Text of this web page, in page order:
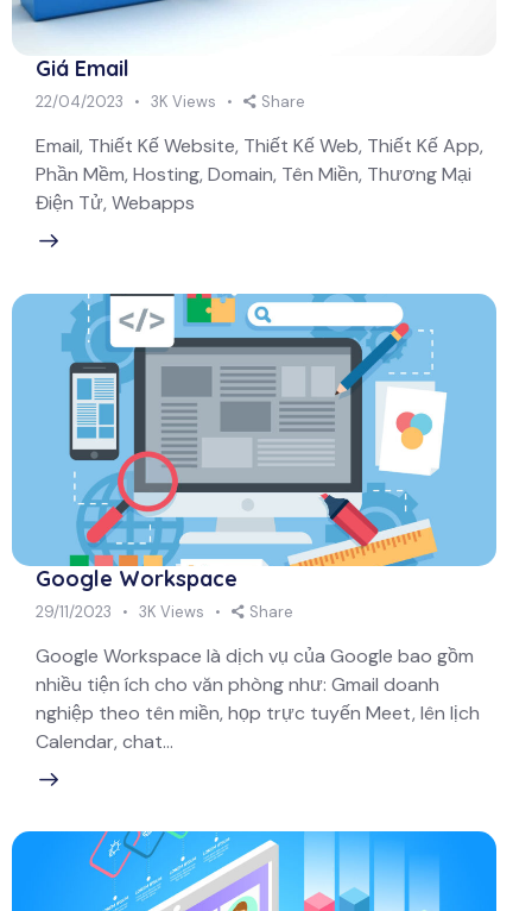
Giá Email
22/04/2023 3K Views Share
Email, Thiết Kế Website, Thiết Kế Web, Thiết Kế App,
Phần Mềm, Hosting, Domain, Tên Miền, Thương Mại
Điện Tử, Webapps
Google Workspace
29/11/2023 3K Views Share
Google Workspace là dịch vụ của Google bao gồm
nhiều tiện ích cho văn phòng như: Gmail doanh
nghiệp theo tên miền, họp trực tuyến Meet, lên lịch
Calendar, chat…